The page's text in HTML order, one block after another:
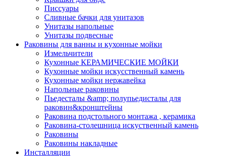
Писсуары
Сливные бачки для унитазов
Унитазы напольные
Унитазы подвесные
Раковины для ванны и кухонные мойки
Измельчители
Кухонные КЕРАМИЧЕСКИЕ МОЙКИ
Кухонные мойки искусственный камень
Кухонные мойки нержавейка
Напольные раковины
Пьедесталы &amp; полупьедисталы для
раковин&кронштейны
Раковина подстольного монтажа , керамика
Раковина-столешница искуственный камень
Раковины
Раковины накладные
Инсталляции